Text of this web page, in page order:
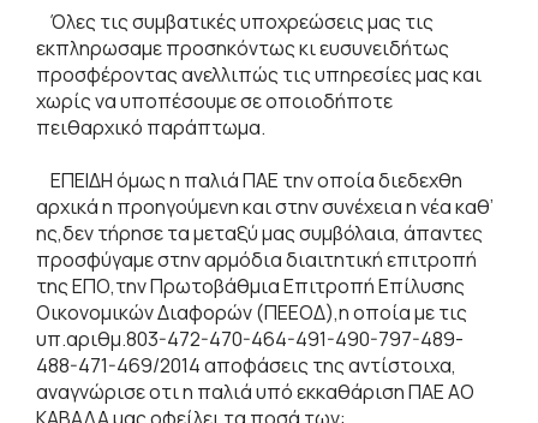
Όλες τις συμβατικές υποχρεώσεις μας τις
εκπληρωσαμε προσηκόντως κι ευσυνειδήτως
προσφέροντας ανελλιπώς τις υπηρεσίες μας και
χωρίς να υποπέσουμε σε οποιοδήποτε
πειθαρχικό παράπτωμα.
ΕΠΕΙΔΗ όμως η παλιά ΠΑΕ την οποία διεδεχθη
αρχικά η προηγούμενη και στην συνέχεια η νέα καθ’
ης,δεν τήρησε τα μεταξύ μας συμβόλαια, άπαντες
προσφύγαμε στην αρμόδια διαιτητική επιτροπή
της ΕΠΟ,την Πρωτοβάθμια Επιτροπή Επίλυσης
Οικονομικών Διαφορών (ΠΕΕΟΔ),η οποία με τις
υπ.αριθμ.803-472-470-464-491-490-797-489-
488-471-469/2014 αποφάσεις της αντίστοιχα,
αναγνώρισε οτι η παλιά υπό εκκαθάριση ΠΑΕ ΑΟ
ΚΑΒΑΛΑ μας οφείλει τα ποσά των: